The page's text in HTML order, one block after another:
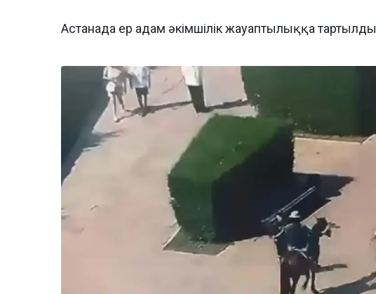
Астанада ер адам әкімшілік жауаптылыққа тартылды